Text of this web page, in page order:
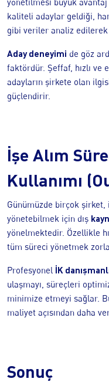
kaliteli adaylar geldiği,
gibi veriler analiz
Aday deneyimi de göz
faktördür. Şeffaf, hızlı
adayların şirkete olan
güçlendirir.
İşe Alım
Kullanımı
Günümüzde birçok
yönetebilmek için dış
yönelmektedir. Özellikle
tüm süreci yönetmek
Profesyonel İK
ulaşmayı, süreçleri
minimize etmeyi sağlar.
maliyet açısından daha
Sonuç